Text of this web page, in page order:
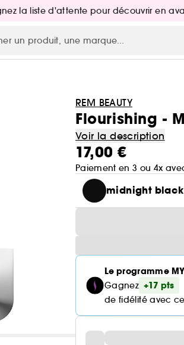
la liste d'attente pour découvrir en
REM BEAUTY
Flourishing -
Voir la description
17,00 €
Paiement en 3 ou 4x
midnight
Le programme MY
Gagnez +17 pts
de fidélité avec